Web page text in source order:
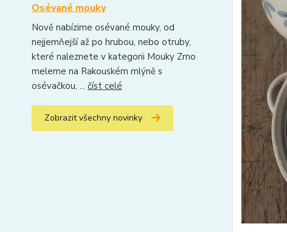
Osévané mouky
Nově nabízime osévané mouky, od
nejjemňejší až po hrubou, nebo otruby,
které naleznete v kategorii Mouky Zrno
meleme na Rakouském mlýně s
osévačkou, ... číst celé
Zobrazit všechny novinky